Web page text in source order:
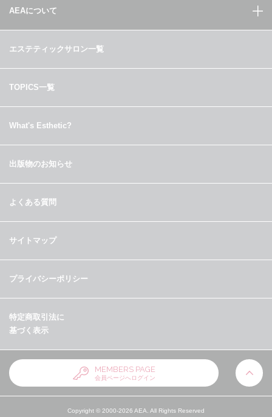
AEAについて
エステティックサロン一覧
TOPICS一覧
What's Esthetic?
出版物のお知らせ
よくある質問
サイトマップ
プライバシーポリシー
特定商取引法に
基づく表示
MEMBERS PAGE
会員ページへログイン
Copyright © 2000-2026 AEA. All Rights Reserved